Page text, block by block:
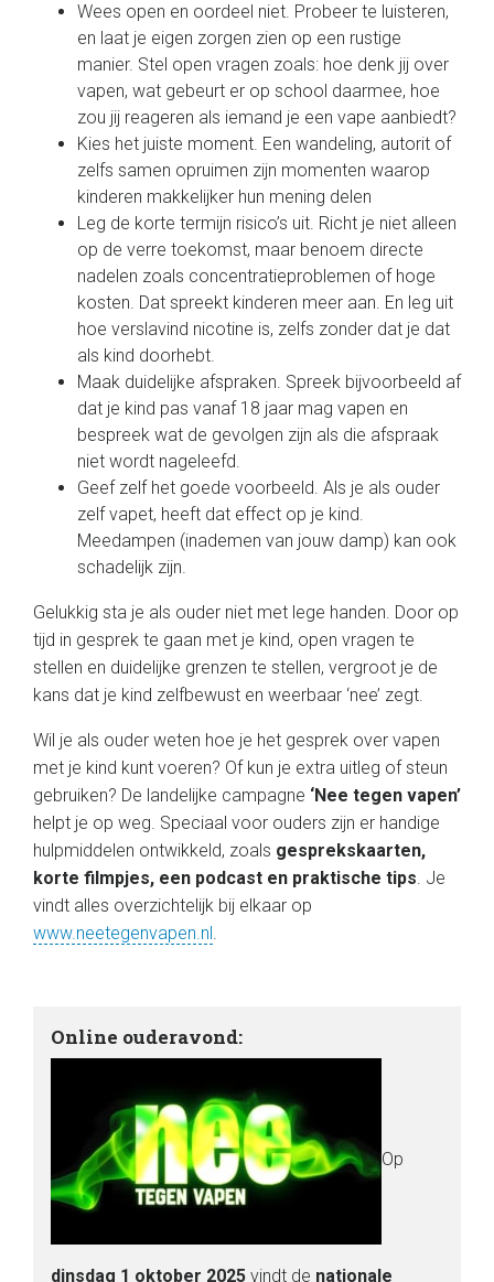
Wees open en oordeel niet. Probeer te luisteren,
en laat je eigen zorgen zien op een rustige
manier. Stel open vragen zoals: hoe denk jij over
vapen, wat gebeurt er op school daarmee, hoe
zou jij reageren als iemand je een vape aanbiedt?
Kies het juiste moment. Een wandeling, autorit of
zelfs samen opruimen zijn momenten waarop
kinderen makkelijker hun mening delen
Leg de korte termijn risico’s uit. Richt je niet alleen
op de verre toekomst, maar benoem directe
nadelen zoals concentratieproblemen of hoge
kosten. Dat spreekt kinderen meer aan. En leg uit
hoe verslavind nicotine is, zelfs zonder dat je dat
als kind doorhebt.
Maak duidelijke afspraken. Spreek bijvoorbeeld af
dat je kind pas vanaf 18 jaar mag vapen en
bespreek wat de gevolgen zijn als die afspraak
niet wordt nageleefd.
Geef zelf het goede voorbeeld. Als je als ouder
zelf vapet, heeft dat effect op je kind.
Meedampen (inademen van jouw damp) kan ook
schadelijk zijn.
Gelukkig sta je als ouder niet met lege handen. Door op
tijd in gesprek te gaan met je kind, open vragen te
stellen en duidelijke grenzen te stellen, vergroot je de
kans dat je kind zelfbewust en weerbaar ‘nee’ zegt.
Wil je als ouder weten hoe je het gesprek over vapen
met je kind kunt voeren? Of kun je extra uitleg of steun
gebruiken? De landelijke campagne ‘Nee tegen vapen’
helpt je op weg. Speciaal voor ouders zijn er handige
hulpmiddelen ontwikkeld, zoals gesprekskaarten,
korte filmpjes, een podcast en praktische tips. Je
vindt alles overzichtelijk bij elkaar op
www.neetegenvapen.nl.
Online ouderavond:
Op
dinsdag 1 oktober 2025vindt de nationale